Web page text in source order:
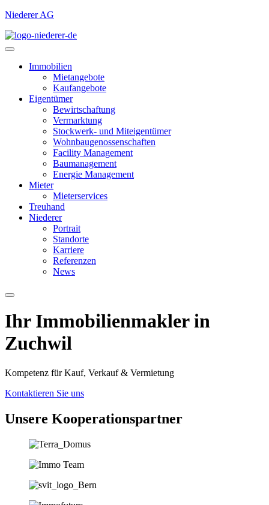
Niederer AG
Immobilien
Mietangebote
Kaufangebote
Eigentümer
Bewirtschaftung
Vermarktung
Stockwerk- und Miteigentümer
Wohnbaugenossenschaften
Facility Management
Baumanagement
Energie Management
Mieter
Mieterservices
Treuhand
Niederer
Portrait
Standorte
Karriere
Referenzen
News
Ihr Immobilien­­­makler in
Zuchwil
Kompetenz für Kauf, Verkauf & Vermietung
Kontaktieren Sie uns
Unsere Koopera­tions­partner